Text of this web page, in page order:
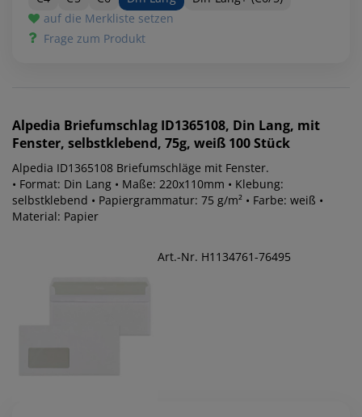
auf die Merkliste setzen
Frage zum Produkt
Alpedia Briefumschlag ID1365108, Din Lang, mit
Fenster, selbstklebend, 75g, weiß 100 Stück
Alpedia ID1365108 Briefumschläge mit Fenster.
• Format: Din Lang • Maße: 220x110mm • Klebung:
selbstklebend • Papiergrammatur: 75 g/m² • Farbe: weiß •
Material: Papier
Art.-Nr. H1134761-76495